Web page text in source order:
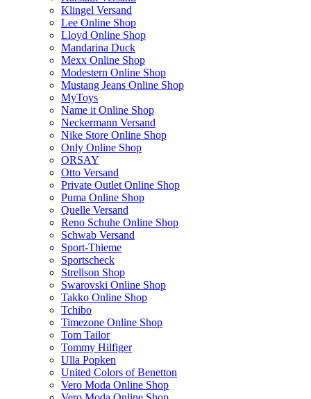
Klingel Versand
Lee Online Shop
Lloyd Online Shop
Mandarina Duck
Mexx Online Shop
Modestern Online Shop
Mustang Jeans Online Shop
MyToys
Name it Online Shop
Neckermann Versand
Nike Store Online Shop
Only Online Shop
ORSAY
Otto Versand
Private Outlet Online Shop
Puma Online Shop
Quelle Versand
Reno Schuhe Online Shop
Schwab Versand
Sport-Thieme
Sportscheck
Strellson Shop
Swarovski Online Shop
Takko Online Shop
Tchibo
Timezone Online Shop
Tom Tailor
Tommy Hilfiger
Ulla Popken
United Colors of Benetton
Vero Moda Online Shop